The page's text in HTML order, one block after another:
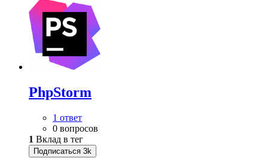
PhpStorm
1 ответ
0 вопросов
1 Вклад в тег
Подписаться 3k